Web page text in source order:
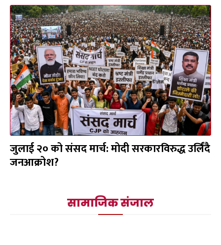
जुलाई २० को संसद मार्च: मोदी सरकारविरुद्ध उर्लिंदै
जनआक्रोश?
सामाजिक संजाल